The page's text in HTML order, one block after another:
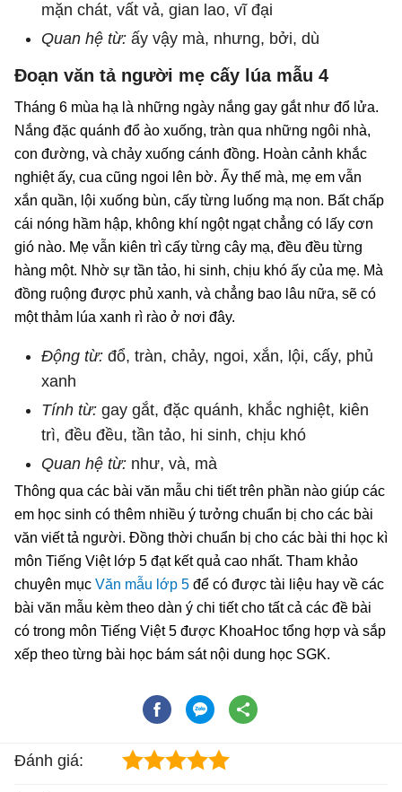
mặn chát, vất vả, gian lao, vĩ đại
Quan hệ từ: ấy vậy mà, nhưng, bởi, dù
Đoạn văn tả người mẹ cấy lúa mẫu 4
Tháng 6 mùa hạ là những ngày nắng gay gắt như đổ lửa.
Nắng đặc quánh đổ ào xuống, tràn qua những ngôi nhà,
con đường, và chảy xuống cánh đồng. Hoàn cảnh khắc
nghiệt ấy, cua cũng ngoi lên bờ. Ấy thế mà, mẹ em vẫn
xắn quần, lội xuống bùn, cấy từng luống mạ non. Bất chấp
cái nóng hầm hập, không khí ngột ngạt chẳng có lấy cơn
gió nào. Mẹ vẫn kiên trì cấy từng cây mạ, đều đều từng
hàng một. Nhờ sự tần tảo, hi sinh, chịu khó ấy của mẹ. Mà
đồng ruộng được phủ xanh, và chẳng bao lâu nữa, sẽ có
một thảm lúa xanh rì rào ở nơi đây.
Động từ: đổ, tràn, chảy, ngoi, xắn, lội, cấy, phủ
xanh
Tính từ: gay gắt, đặc quánh, khắc nghiệt, kiên
trì, đều đều, tần tảo, hi sinh, chịu khó
Quan hệ từ: như, và, mà
Thông qua các bài văn mẫu chi tiết trên phần nào giúp các
em học sinh có thêm nhiều ý tưởng chuẩn bị cho các bài
văn viết tả người. Đồng thời chuẩn bị cho các bài thi học kì
môn Tiếng Việt lớp 5 đạt kết quả cao nhất. Tham khảo
chuyên mục Văn mẫu lớp 5 để có được tài liệu hay về các
bài văn mẫu kèm theo dàn ý chi tiết cho tất cả các đề bài
có trong môn Tiếng Việt 5 được KhoaHoc tổng hợp và sắp
xếp theo từng bài học bám sát nội dung học SGK.
Đánh giá: